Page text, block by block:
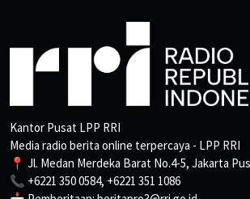
Kantor Pusat LPP RRI
Media radio berita online terpercaya - LPP RRI
📍 Jl. Medan Merdeka Barat No.4-5, Jakarta
📞 +6221 350 0584, +6221 351 1086